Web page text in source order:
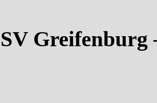
SV Greifenburg